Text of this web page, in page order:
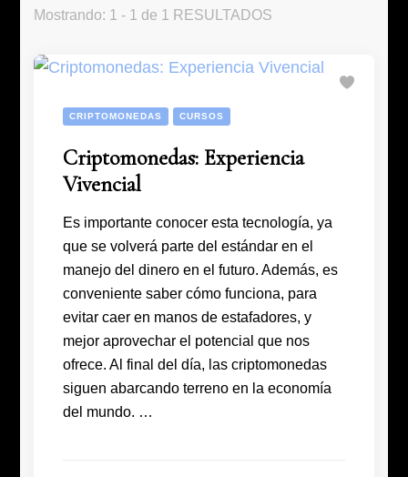
Mostrando: 1 - 1 de 1 RESULTADOS
CRIPTOMONEDAS CURSOS
Criptomonedas: Experiencia
Vivencial
Es importante conocer esta tecnología, ya
que se volverá parte del estándar en el
manejo del dinero en el futuro. Además, es
conveniente saber cómo funciona, para
evitar caer en manos de estafadores, y
mejor aprovechar el potencial que nos
ofrece. Al final del día, las criptomonedas
siguen abarcando terreno en la economía
del mundo. …